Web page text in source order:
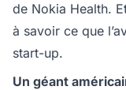
de Nokia Health.
à savoir ce que
start-up.
Un géant